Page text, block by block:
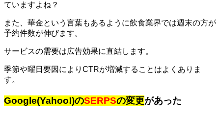
ていますよね？
また、華金という言葉もあるように飲食業界では週末の方が
予約件数が伸びます。
サービスの需要は広告効果に直結します。
季節や曜日要因によりCTRが増減することはよくありま
す。
Google(Yahoo!)のSERPSの変更があった